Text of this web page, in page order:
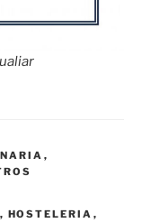
,
, HOSTELERIA ,